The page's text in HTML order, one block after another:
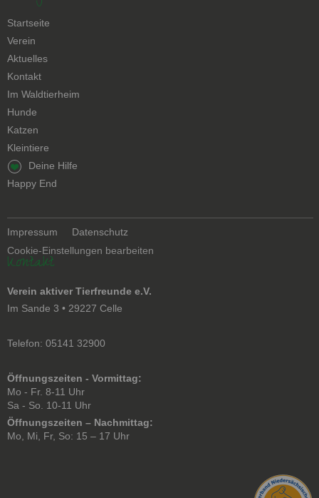
Navigation
überspringen
Startseite
Verein
Aktuelles
Kontakt
Navigation
überspringen
Im Waldtierheim
Hunde
Katzen
Kleintiere
Navigation
überspringen
Deine Hilfe
Happy End
Navigation
überspringen
Impressum
Datenschutz
Cookie-Einstellungen bearbeiten
Kontakt
Verein aktiver Tierfreunde e.V.
Im Sande 3 • 29227 Celle
Telefon: 05141 32900
Öffnungszeiten - Vormittag:
Mo - Fr. 8-11 Uhr
Sa - So. 10-11 Uhr
Öffnungszeiten – Nachmittag:
Mo, Mi, Fr, So: 15 – 17 Uhr